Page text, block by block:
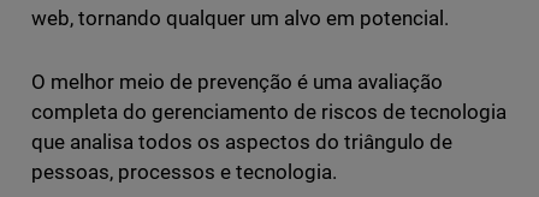
web, tornando qualquer um alvo em potencial.
O melhor meio de prevenção é uma avaliação
completa do gerenciamento de riscos de tecnologia
que analisa todos os aspectos do triângulo de
pessoas, processos e tecnologia.